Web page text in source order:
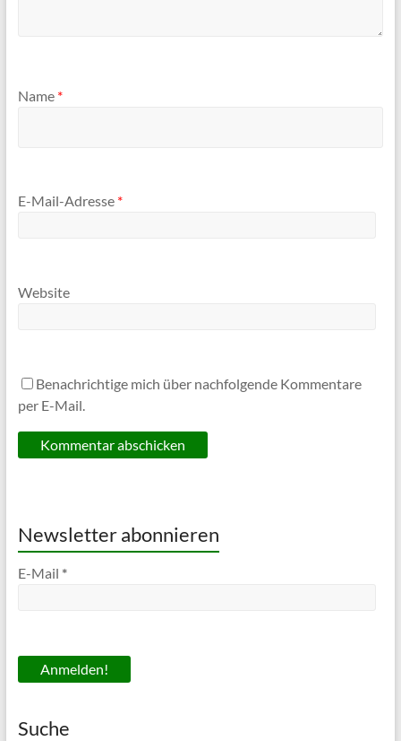
Name *
E-Mail-Adresse *
Website
Benachrichtige mich über nachfolgende Kommentare
per E-Mail.
Newsletter abonnieren
E-Mail *
Suche